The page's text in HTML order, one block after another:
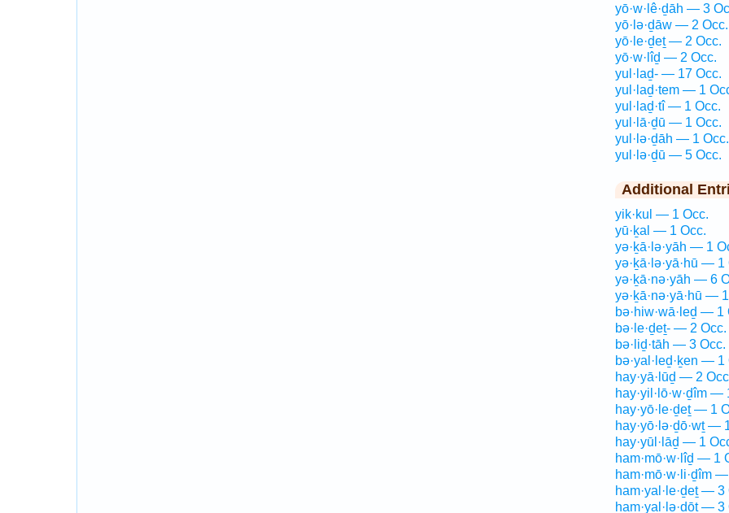
yō·w·lê·ḏāh — 3
yō·lə·ḏāw — 2 Occ.
yō·le·ḏeṯ — 2 Occ.
yō·w·lîḏ — 2 Occ.
yul·laḏ- — 17 Occ.
yul·laḏ·tem — 1
yul·laḏ·tî — 1 Occ.
yul·lā·ḏū — 1 Occ.
yul·lə·ḏāh — 1 Occ.
yul·lə·ḏū — 5 Occ.
Additional
yik·kul — 1 Occ.
yū·ḵal — 1 Occ.
yə·ḵā·lə·yāh — 1
yə·ḵā·lə·yā·hū — 1
yə·ḵā·nə·yāh — 6
yə·ḵā·nə·yā·hū —
bə·hiw·wā·leḏ — 1
bə·le·ḏeṯ- — 2 Occ.
bə·liḏ·tāh — 3 Occ.
bə·yal·leḏ·ḵen — 1
hay·yā·lūḏ — 2
hay·yil·lō·w·ḏîm —
hay·yō·le·ḏeṯ — 1
hay·yō·lə·ḏō·wṯ —
hay·yūl·lāḏ — 1
ham·mō·w·lîḏ — 1
ham·mō·w·li·ḏîm
ham·yal·le·ḏeṯ — 3
ham·yal·lə·ḏōṯ — 3